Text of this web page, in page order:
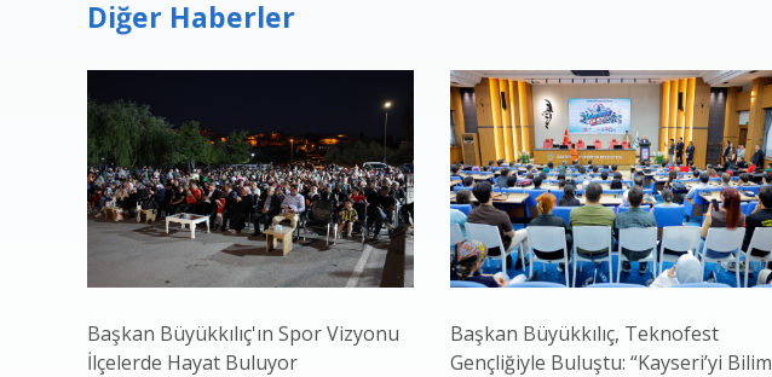
Diğer Haberler
Başkan Büyükkılıç'ın Spor Vizyonu
İlçelerde Hayat Buluyor
Başkan Büyükkılıç, Teknofest
Gençliğiyle Buluştu: “Kayseri’yi Bilim